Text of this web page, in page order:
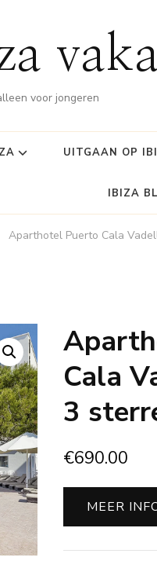
voor jongeren
UITGAAN OP
IBIZA
Aparthotel Puerto Cala
Cala
3
€690.00
MEER